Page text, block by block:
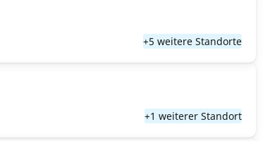
+5 weitere Standorte
+1 weiterer Standort